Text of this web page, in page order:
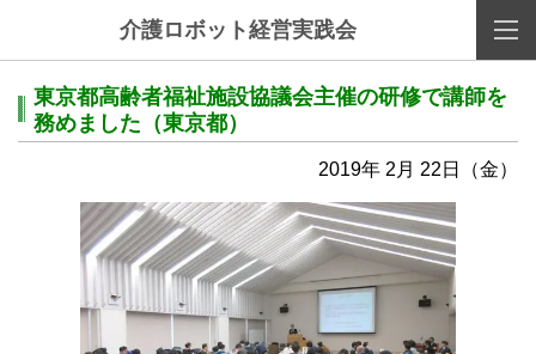
介護ロボット経営実践会
東京都高齢者福祉施設協議会主催の研修で講師を
務めました（東京都）
2019年 2月 22日（金）